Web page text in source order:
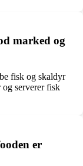
marked og
fisk og skaldyr
og serverer fisk
er